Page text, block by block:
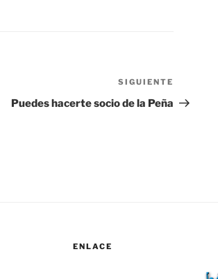
entrada
SIGUIENTE
Puedes hacerte socio de la Peña
ENLACE